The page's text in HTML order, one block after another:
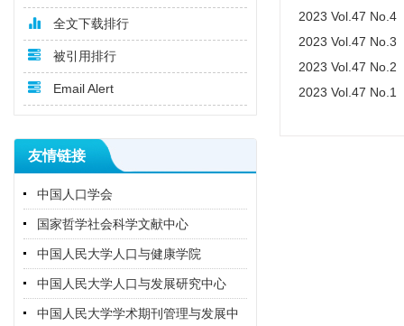
全文下载排行
被引用排行
Email Alert
友情链接
中国人口学会
国家哲学社会科学文献中心
中国人民大学人口与健康学院
中国人民大学人口与发展研究中心
中国人民大学学术期刊管理与发展中
2023 Vol.47
2023 Vol.47
2023 Vol.47
2023 Vol.47